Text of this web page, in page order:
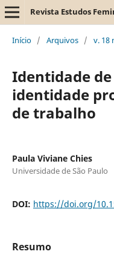
Revista Estudos
Início / Arquivos / v. 18
Identidade
identidade
de trabalho
Paula Viviane Chies
Universidade de São Paulo
DOI: https://doi.org/
Resumo